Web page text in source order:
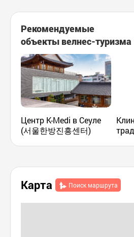
Рекомендуемые
объекты велнес-туризма
Центр K-Medi в Сеуле
(서울한방진흥센터)
Карта Поиск маршрута